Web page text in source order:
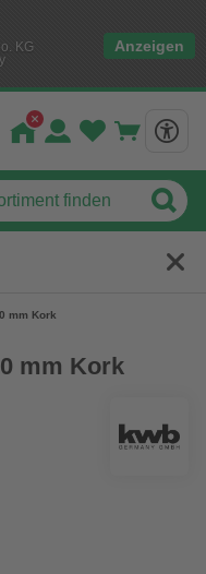
KG
Anzeigen
mm Kork
mm Kork